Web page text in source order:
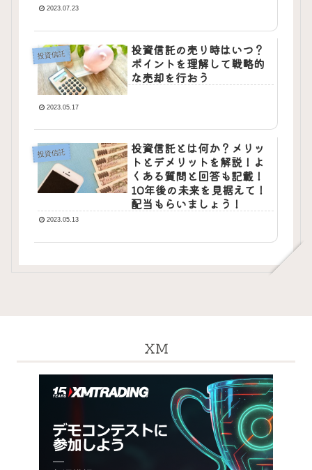
2023.07.23
投資信託
投資信託の売り時はいつ？
ポイントを理解して戦略的
な売却を行おう
2023.05.17
投資信託
投資信託とは何か？メリッ
トとデメリットを解説！よ
くある質問と回答も記載！
10年後の未来を見据えて！
配当もらいましょう！
2023.05.13
XM